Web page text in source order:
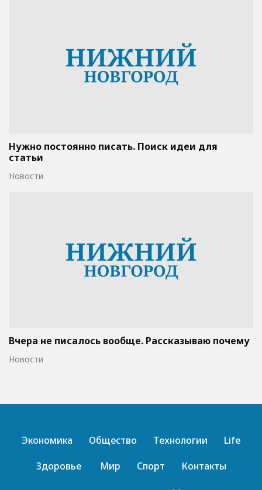
Нужно постоянно писать. Поиск идеи для
статьи
Новости
Вчера не писалось вообще. Рассказываю почему
Новости
Экономика Общество Технологии
Life
Здоровье
Мир Спорт Контакты